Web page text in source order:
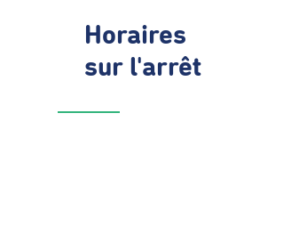
Horaires
sur l'arrêt